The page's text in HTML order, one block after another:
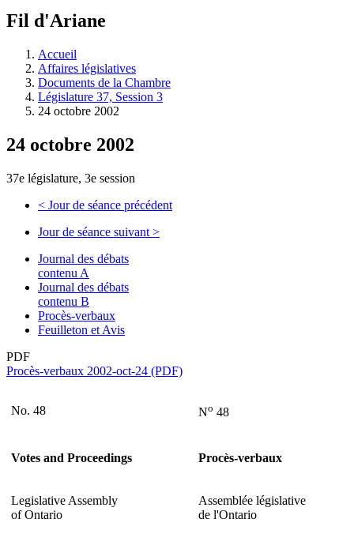
à
législative.
Fil d'Ariane
Accueil
Affaires législatives
Documents de la Chambre
Législature 37, Session 3
24 octobre 2002
24 octobre 2002
37e législature, 3e session
< Jour de séance précédent
Jour de séance suivant >
Journal des débats
contenu A
Journal des débats
contenu B
Procès-verbaux
Feuilleton et Avis
PDF
Procès-verbaux 2002-oct-24 (PDF)
No. 48 No 48
Votes and Proceedings Procès-verbaux
Legislative Assembly
of Ontario
Assemblée législative
de l'Ontario